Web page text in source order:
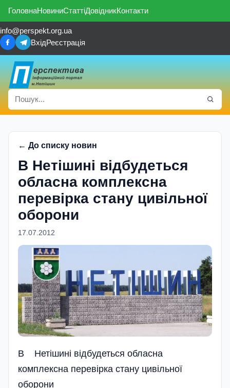
ГоловнаНовиниСтаттіДовідникКонтакти
info@perspekt.org.ua
ВхідРеєстрація
← До списку новин
В Нетішині відбудеться
обласна комплексна
перевірка стану цивільної
оборони
17.07.2012
В Нетішині відбудеться обласна
комплексна перевірка стану цивільної
оборони